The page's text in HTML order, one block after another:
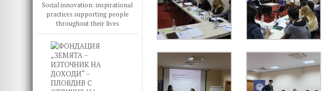
Social innovation: inspirational
practices supporting people
throughout their lives